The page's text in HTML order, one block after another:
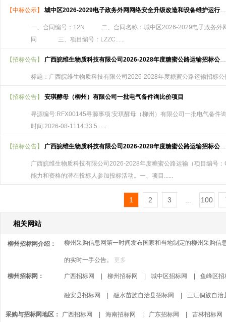
【中标公示】 城中区2026-2029电子政务外网网络安全升级改造和设备维护运行服务合同公告
一、合同编号：12N 二、合同名称：城中区2026-2029电子政务外
同 三、项目编号：LZZC......
【招标公告】 广西皖维生物质科技有限公司2026-2028年度糖蜜公路运输招标公告(三次)
标题：广西皖维生物质科技有限公司2026-2028年度糖蜜公路运输招标
【招标公告】 安琪酵母（柳州）有限公司一批电气备件询比价项目
寻源编号:RFX00145寻源事项:安琪酵母（柳州）有限公司一批电气备
时间:2026-08-1114:33:5......
【招标公告】 广西皖维生物质科技有限公司2026-2028年度糖蜜公路运输招标公告(三次)
广西皖维生物质科技有限公司2026-2028年度糖蜜公路运输（项目编号
能力和资格的潜在投标人参加投标活动。一、项目......
1 2 3 100
相关网站
柳州招标网介绍： 柳州采购信息网第一时间发布国家和当地制定的柳州采购
的实时一手公告。 更多
柳州采购信息网网站基本程序：招标，投标，开标，评标
标通知书、招标文件和中标人的投标文件签订合同。
招标是一种竞卖的贸易方式，柳州采购信息网网站内容里
柳州招标网： 广西招标网 柳州招标网 城中区招标网 鱼峰区
融安县招标网 融水苗族自治县招标网 三江侗族自治
采购与招标网地区： 广西招标网 海南招标网 广东招标网 吉林招标网